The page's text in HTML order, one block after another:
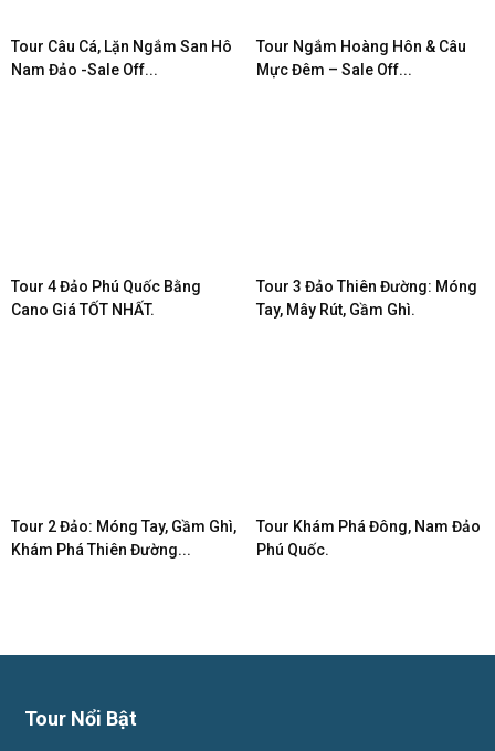
Tour Câu Cá, Lặn Ngắm San Hô
Nam Đảo -Sale Off...
Tour Ngắm Hoàng Hôn & Câu
Mực Đêm – Sale Off...
Tour 4 Đảo Phú Quốc Bằng
Cano Giá TỐT NHẤT.
Tour 3 Đảo Thiên Đường: Móng
Tay, Mây Rút, Gầm Ghì.
Tour 2 Đảo: Móng Tay, Gầm Ghì,
Khám Phá Thiên Đường...
Tour Khám Phá Đông, Nam Đảo
Phú Quốc.
Tour Nổi Bật